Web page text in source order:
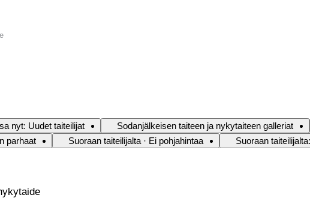
nyt: Uudet taiteilijat Sodanjälkeisen taiteen ja nykytaiteen galleriat
parhaat
Suoraan taiteilijalta · Ei pohjahintaa Suoraan